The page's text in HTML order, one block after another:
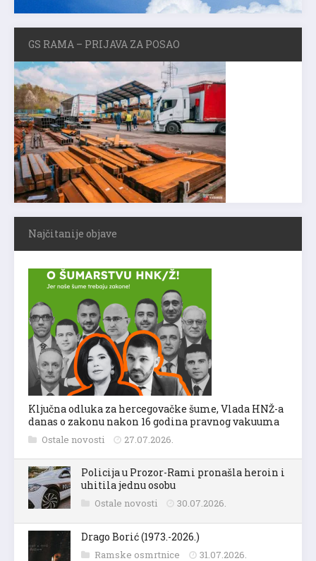
GS RAMA – PRIJAVA ZA POSAO
Najčitanije objave
Ključna odluka za hercegovačke šume, Vlada HNŽ-a
danas o zakonu nakon 16 godina pravnog vakuuma
Ostale novosti 27.07.2026.
Policija u Prozor-Rami pronašla heroin i
uhitila jednu osobu
Ostale novosti 30.07.2026.
Drago Borić (1973.-2026.)
Ramske osmrtnice 31.07.2026.